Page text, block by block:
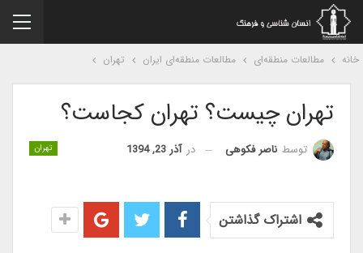
مطالعات منطقه‌ای مطالعات منطقه‌ای ایران تهران
تهران چیست؟ تهران کجاست؟
تهران توسطناصر فکوهی درآذر 23, 1394
اشتراک گذاشتن